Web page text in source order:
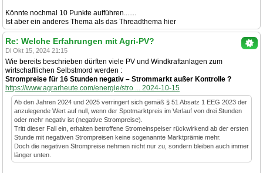
Könnte nochmal 10 Punkte aufführen.......
Ist aber ein anderes Thema als das Threadthema hier
Re: Welche Erfahrungen mit Agri-PV?
Di Okt 15, 2024 21:15
Wie bereits beschrieben dürften viele PV und Windkraftanlagen zum
wirtschaftlichen Selbstmord werden :
Strompreise für 16 Stunden negativ – Strommarkt außer Kontrolle ?
https://www.agrarheute.com/energie/stro ... 2024-10-15
Ab den Jahren 2024 und 2025 verringert sich gemäß § 51 Absatz 1 EEG 2023 der
anzulegende Wert auf null, wenn der Spotmarktpreis im Verlauf von drei Stunden
oder mehr negativ ist (negative Strompreise).
Tritt dieser Fall ein, erhalten betroffene Stromeinspeiser rückwirkend ab der ersten
Stunde mit negativen Strompreisen keine sogenannte Marktprämie mehr.
Doch die negativen Strompreise nehmen nicht nur zu, sondern bleiben auch immer
länger unten.